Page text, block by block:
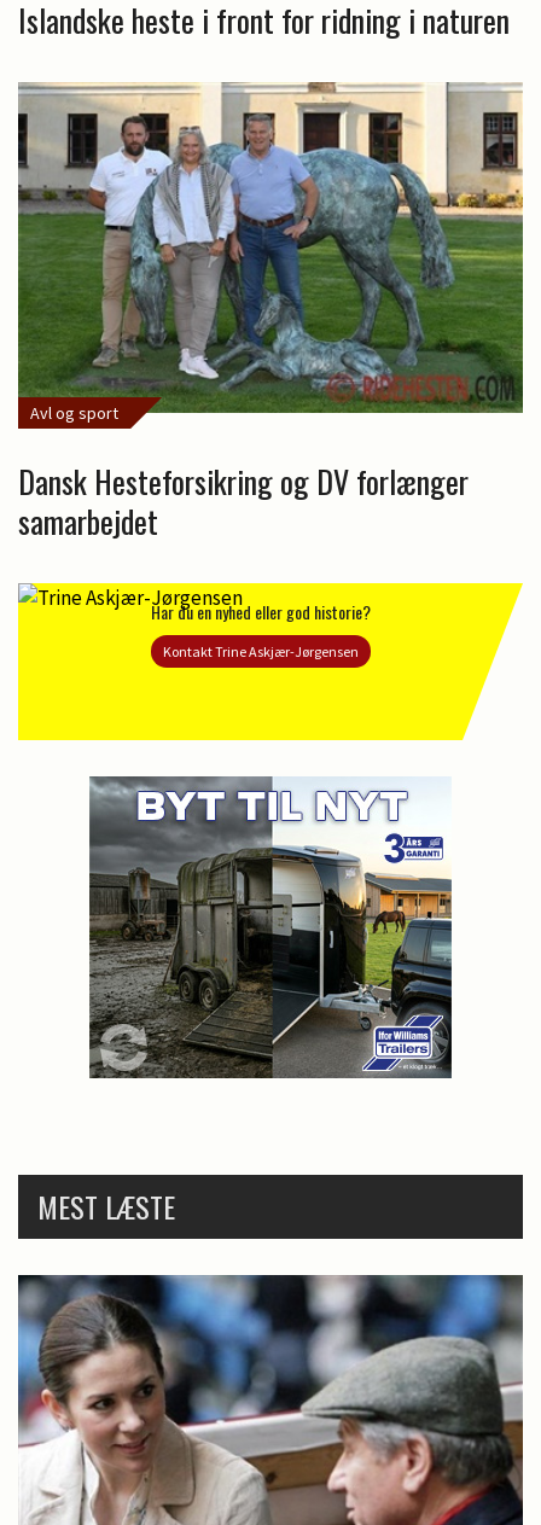
Islandske heste i front for ridning i naturen
Avl og sport
Dansk Hesteforsikring og DV forlænger
samarbejdet
Har du en nyhed eller god historie?
Kontakt Trine Askjær-Jørgensen
MEST LÆSTE